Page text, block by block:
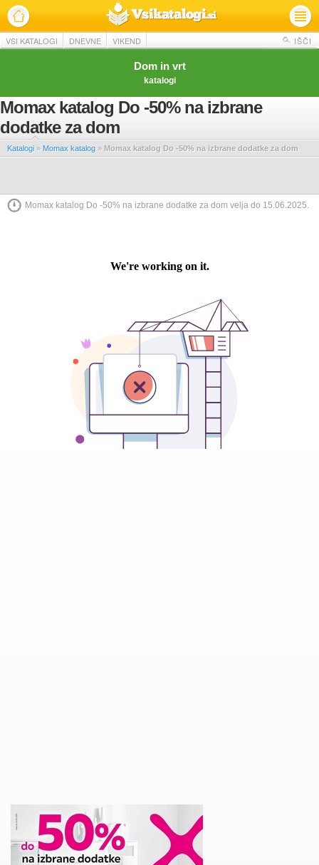
VSI KATALOGI DNEVNE VIKEND IŠČI
Dom in vrt
katalogi
Momax katalog Do -50% na izbrane
dodatke za dom
Katalogi » Momax katalog » Momax katalog Do -50% na izbrane dodatke za dom
Momax katalog Do -50% na izbrane dodatke za dom velja do 15.06.2025.